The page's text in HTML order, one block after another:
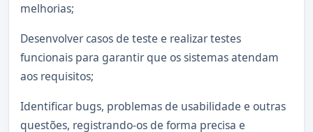
melhorias;
Desenvolver casos de teste e realizar testes
funcionais para garantir que os sistemas atendam
aos requisitos;
Identificar bugs, problemas de usabilidade e outras
questões, registrando-os de forma precisa e